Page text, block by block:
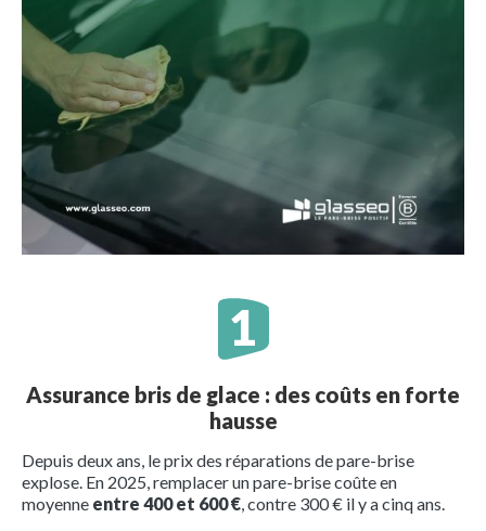
Assurance bris de glace : des coûts en forte
hausse
Depuis deux ans, le prix des réparations de pare-brise
explose. En 2025, remplacer un pare-brise coûte en
moyenne entre 400 et 600 €, contre 300 € il y a cinq ans.